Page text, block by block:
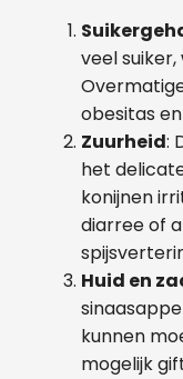
veel
obesitas
Zuurheid:
het
konijnen
diarree of
Huid en
kunnen
mogelijk